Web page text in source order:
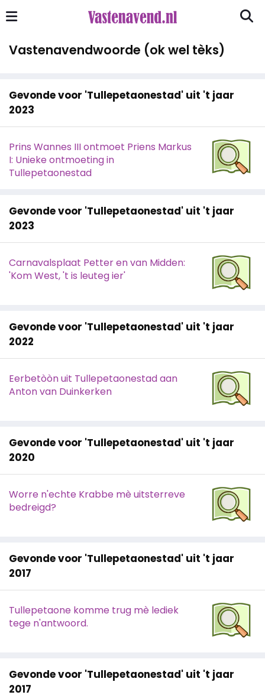
Vastenavendwoorde (ok wel tèks)
Gevonde voor 'Tullepetaonestad' uit 't jaar
2023
Prins Wannes III ontmoet Priens Markus
I: Unieke ontmoeting in
Tullepetaonestad
Gevonde voor 'Tullepetaonestad' uit 't jaar
2023
Carnavalsplaat Petter en van Midden:
'Kom West, 't is leuteg ier'
Gevonde voor 'Tullepetaonestad' uit 't jaar
2022
Eerbetòòn uit Tullepetaonestad aan
Anton van Duinkerken
Gevonde voor 'Tullepetaonestad' uit 't jaar
2020
Worre n'echte Krabbe mè uitsterreve
bedreigd?
Gevonde voor 'Tullepetaonestad' uit 't jaar
2017
Tullepetaone komme trug mè lediek
tege n'antwoord.
Gevonde voor 'Tullepetaonestad' uit 't jaar
2017